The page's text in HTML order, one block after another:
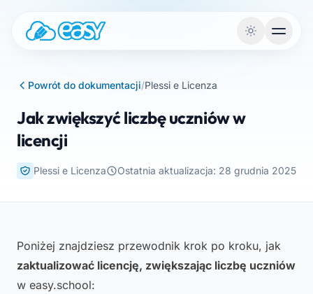
Powrót do dokumentacji/Plessi e Licenza
Jak zwiększyć liczbę uczniów w
licencji
Plessi e Licenza Ostatnia aktualizacja: 28 grudnia 2025
Poniżej znajdziesz przewodnik krok po kroku, jak
zaktualizować licencję, zwiększając liczbę uczniów
w easy.school: